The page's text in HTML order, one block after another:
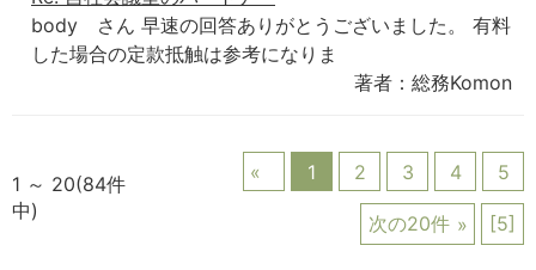
body さん 早速の回答ありがとうございました。 有料
した場合の定款抵触は参考になりま
著者：総務Komon
1 ～ 20(84件
中)
1 2 3 4 5
次の20件 [5]